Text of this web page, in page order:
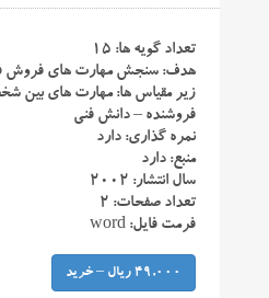
تعداد گویه ها: ۱۵
هدف: سنجش مهارت های فروش
زیر مقیاس ها: مهارت های بین
فروشنده – دانش فنی
نمره گذاری: دارد
منبع: دارد
سال انتشار: ۲۰۰۲
تعداد صفحات: ۲
فرمت فایل: word
49,000 ریال – خرید